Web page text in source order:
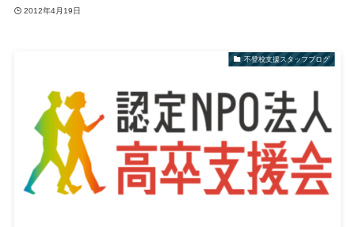
2012年4月19日
不登校支援スタッフブログ